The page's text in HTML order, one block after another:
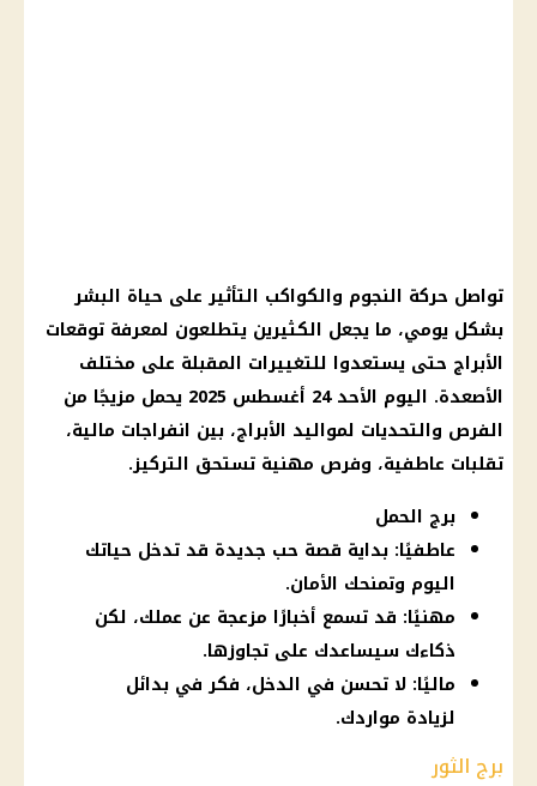
تواصل حركة النجوم والكواكب التأثير على حياة البشر
بشكل يومي، ما يجعل الكثيرين يتطلعون لمعرفة توقعات
الأبراج حتى يستعدوا للتغييرات المقبلة على مختلف
الأصعدة. اليوم الأحد 24 أغسطس 2025 يحمل مزيجًا من
الفرص والتحديات لمواليد الأبراج، بين انفراجات مالية،
تقلبات عاطفية، وفرص مهنية تستحق التركيز.
برج الحمل
عاطفيًا: بداية قصة حب جديدة قد تدخل حياتك
اليوم وتمنحك الأمان.
مهنيًا: قد تسمع أخبارًا مزعجة عن عملك، لكن
ذكاءك سيساعدك على تجاوزها.
ماليًا: لا تحسن في الدخل، فكر في بدائل
لزيادة مواردك.
برج الثور